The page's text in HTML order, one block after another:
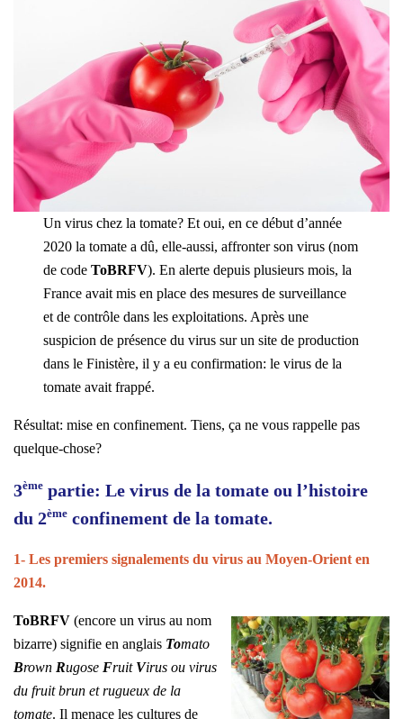
Un virus chez la tomate? Et oui, en ce début d’année
2020 la tomate a dû, elle-aussi, affronter son virus (nom
de codeToBRFV). En alerte depuis plusieurs mois, la
France avait mis en place des mesures de surveillance
et de contrôle dans les exploitations. Après une
suspicion de présence du virus sur un site de production
dans le Finistère, il y a eu confirmation: le virus de la
tomate avait frappé.
Résultat: mise en confinement. Tiens, ça ne vous rappelle pas
quelque-chose?
3ème partie: Le virus de la tomate ou l’histoire
du 2ème confinement de la tomate.
1- Les premiers signalements du virus au Moyen-Orient en
2014.
ToBRFV (encore un virus au nom
bizarre) signifie en anglais Tomato
Brown Rugose Fruit Virus ou virus
du fruit brun et rugueux de la
tomate. Il menace les cultures de